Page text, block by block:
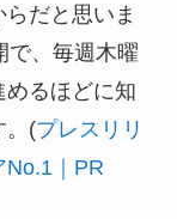
だと思いま
で、毎週木曜
るほどに知
。(プレスリリ
No.1｜PR